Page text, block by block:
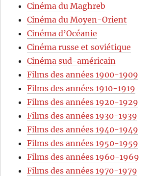
Cinéma du Maghreb
Cinéma du Moyen-Orient
Cinéma d’Océanie
Cinéma russe et soviétique
Cinéma sud-américain
Films des années 1900-1909
Films des années 1910-1919
Films des années 1920-1929
Films des années 1930-1939
Films des années 1940-1949
Films des années 1950-1959
Films des années 1960-1969
Films des années 1970-1979